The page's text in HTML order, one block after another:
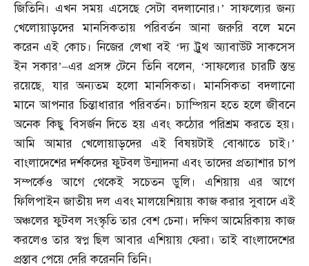
জিতিনি। এখন সময় এসেছে সেটা বদলানোর।’ সাফল্যের জন্য
খেলোয়াড়দের মানসিকতায় পরিবর্তন আনা জরুরি বলে মনে
করেন এই কোচ। নিজের লেখা বই ‘দ্য ট্রুথ অ্যাবাউট সাকসেস
ইন সকার’–এর প্রসঙ্গ টেনে তিনি বলেন, ‘সাফল্যের চারটি স্তম্ভ
রয়েছে,যার অন্যতম হলো মানসিকতা। মানসিকতা বদলানো
মানে আপনার চিন্তাধারার পরিবর্তন। চ্যাম্পিয়ন হতে হলে জীবনে
অনেক কিছু বিসর্জন দিতে হয় এবং কঠোর পরিশ্রম করতে হয়।
আমি আমার খেলোয়াড়দের এই বিষয়টাই বোঝাতে চাই।’
বাংলাদেশের দর্শকদের ফুটবল উন্মাদনা এবং তাদের প্রত্যাশার চাপ
সম্পর্কেও আগে থেকেই সচেতন ডুলি। এশিয়ায় এর আগে
ফিলিপাইন জাতীয় দল এবং মালয়েশিয়ায় কাজ করার সুবাদে এই
অঞ্চলের ফুটবল সংস্কৃতি তার বেশ চেনা। দক্ষিণ আমেরিকায় কাজ
করলেও তার স্বপ্ন ছিল আবার এশিয়ায় ফেরা। তাই বাংলাদেশের
প্রস্তাব পেয়ে দেরি করেননি তিনি।